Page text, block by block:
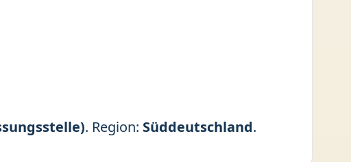
. Region: Süddeutschland.